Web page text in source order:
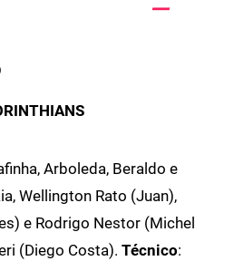
Arboleda, Beraldo e
Wellington Rato (Juan),
e Rodrigo Nestor (Michel
(Diego Costa). Técnico: